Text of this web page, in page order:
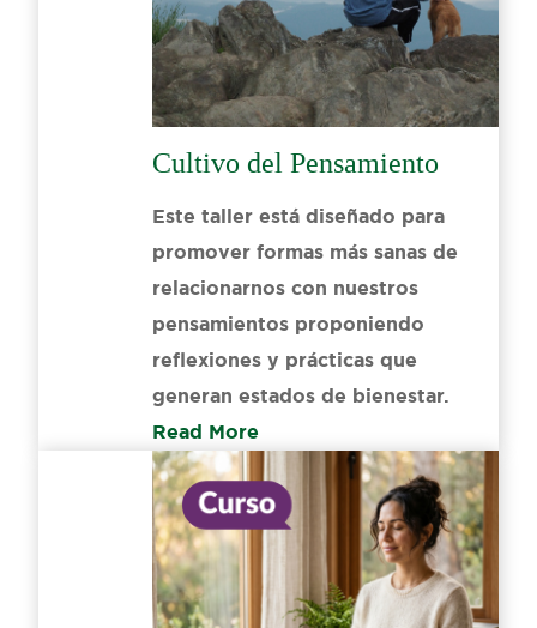
Cultivo del Pensamiento
Este taller está diseñado para
promover formas más sanas de
relacionarnos con nuestros
pensamientos proponiendo
reflexiones y prácticas que
generan estados de bienestar.
Read More